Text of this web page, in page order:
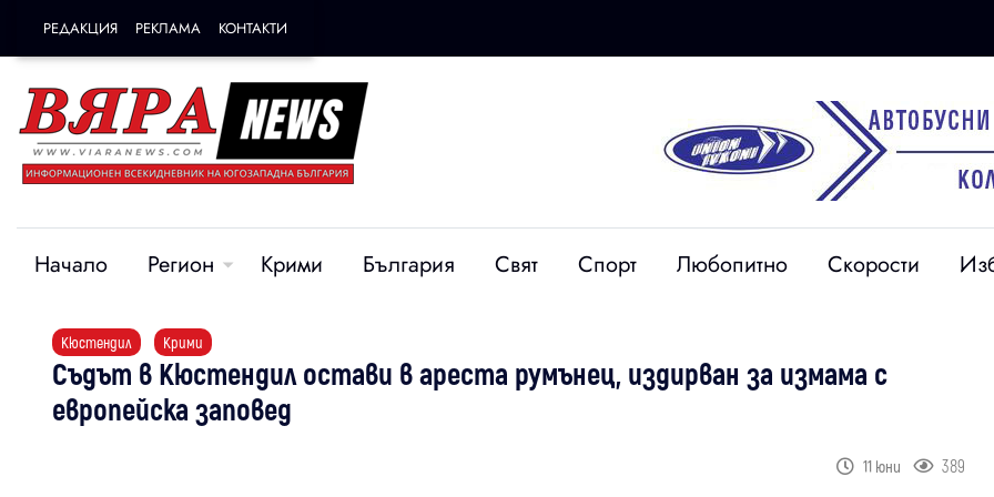
РЕДАКЦИЯ РЕКЛАМА КОНТАКТИ
Начало Регион Крими България Свят Спорт Любопитно Скорости
Кюстендил Крими
Съдът в Кюстендил остави в ареста румънец, издирван за измама с
европейска заповед
11 юни 389